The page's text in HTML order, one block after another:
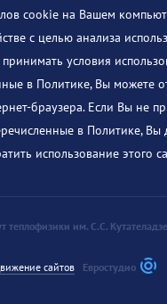
cookie на Вашем
с целью анализа
условия
в Политике, Вы можете
браузера. Если Вы не
в Политике,
использование этого
теплофизики им. С.С. Кутателадзе
сайтов Евростудио